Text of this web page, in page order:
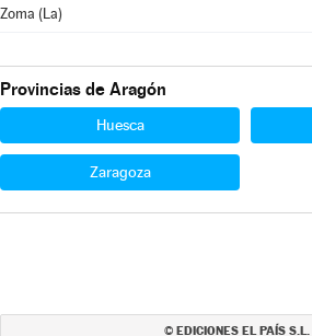
Zoma (La)
Provincias de Aragón
Huesca
Zaragoza
© EDICIONES EL PAÍS S.L.